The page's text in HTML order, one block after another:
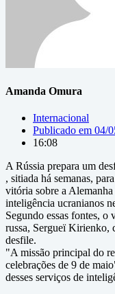
Amanda Omura
Internacional
Publicado em 04/
16:08
A Rússia prepara um
, sitiada há semanas,
vitória sobre a
inteligência ucranianos
Segundo essas fontes,
russa, Sergueï Kirienko,
desfile.
"A missão principal do
celebrações de 9 de
desses serviços de